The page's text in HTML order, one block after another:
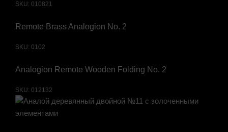
SKU: 010821
Remote Brass Analogion No. 2
SKU: 0102
Analogion Remote Wooden Folding No. 2
SKU: 012132